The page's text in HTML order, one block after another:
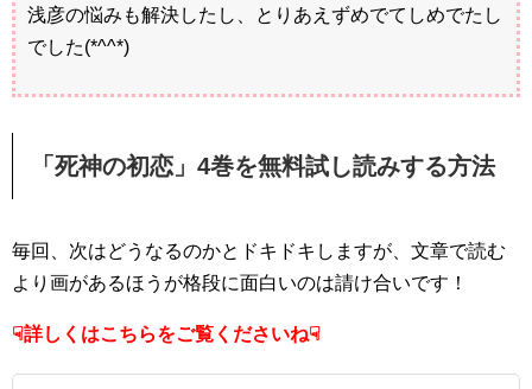
浅彦の悩みも解決したし、とりあえずめでてしめでたし
でした(*^^*)
「死神の初恋」4巻を無料試し読みする方法
毎回、次はどうなるのかとドキドキしますが、文章で読む
より画があるほうが格段に面白いのは請け合いです！
☟詳しくはこちらをご覧くださいね☟